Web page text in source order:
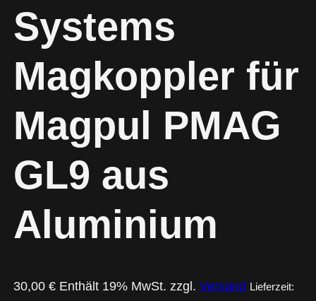
Systems
Magkoppler für
Magpul PMAG
GL9 aus
Aluminium
30,00 € Enthält 19% MwSt. zzgl. Versand Lieferzeit: